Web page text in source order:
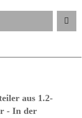
aus 1.2-
- In der